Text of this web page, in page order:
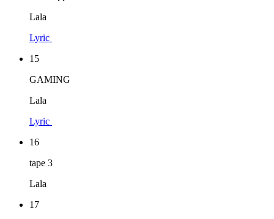
Lala
Lyric
15
GAMING
Lala
Lyric
16
tape 3
Lala
17